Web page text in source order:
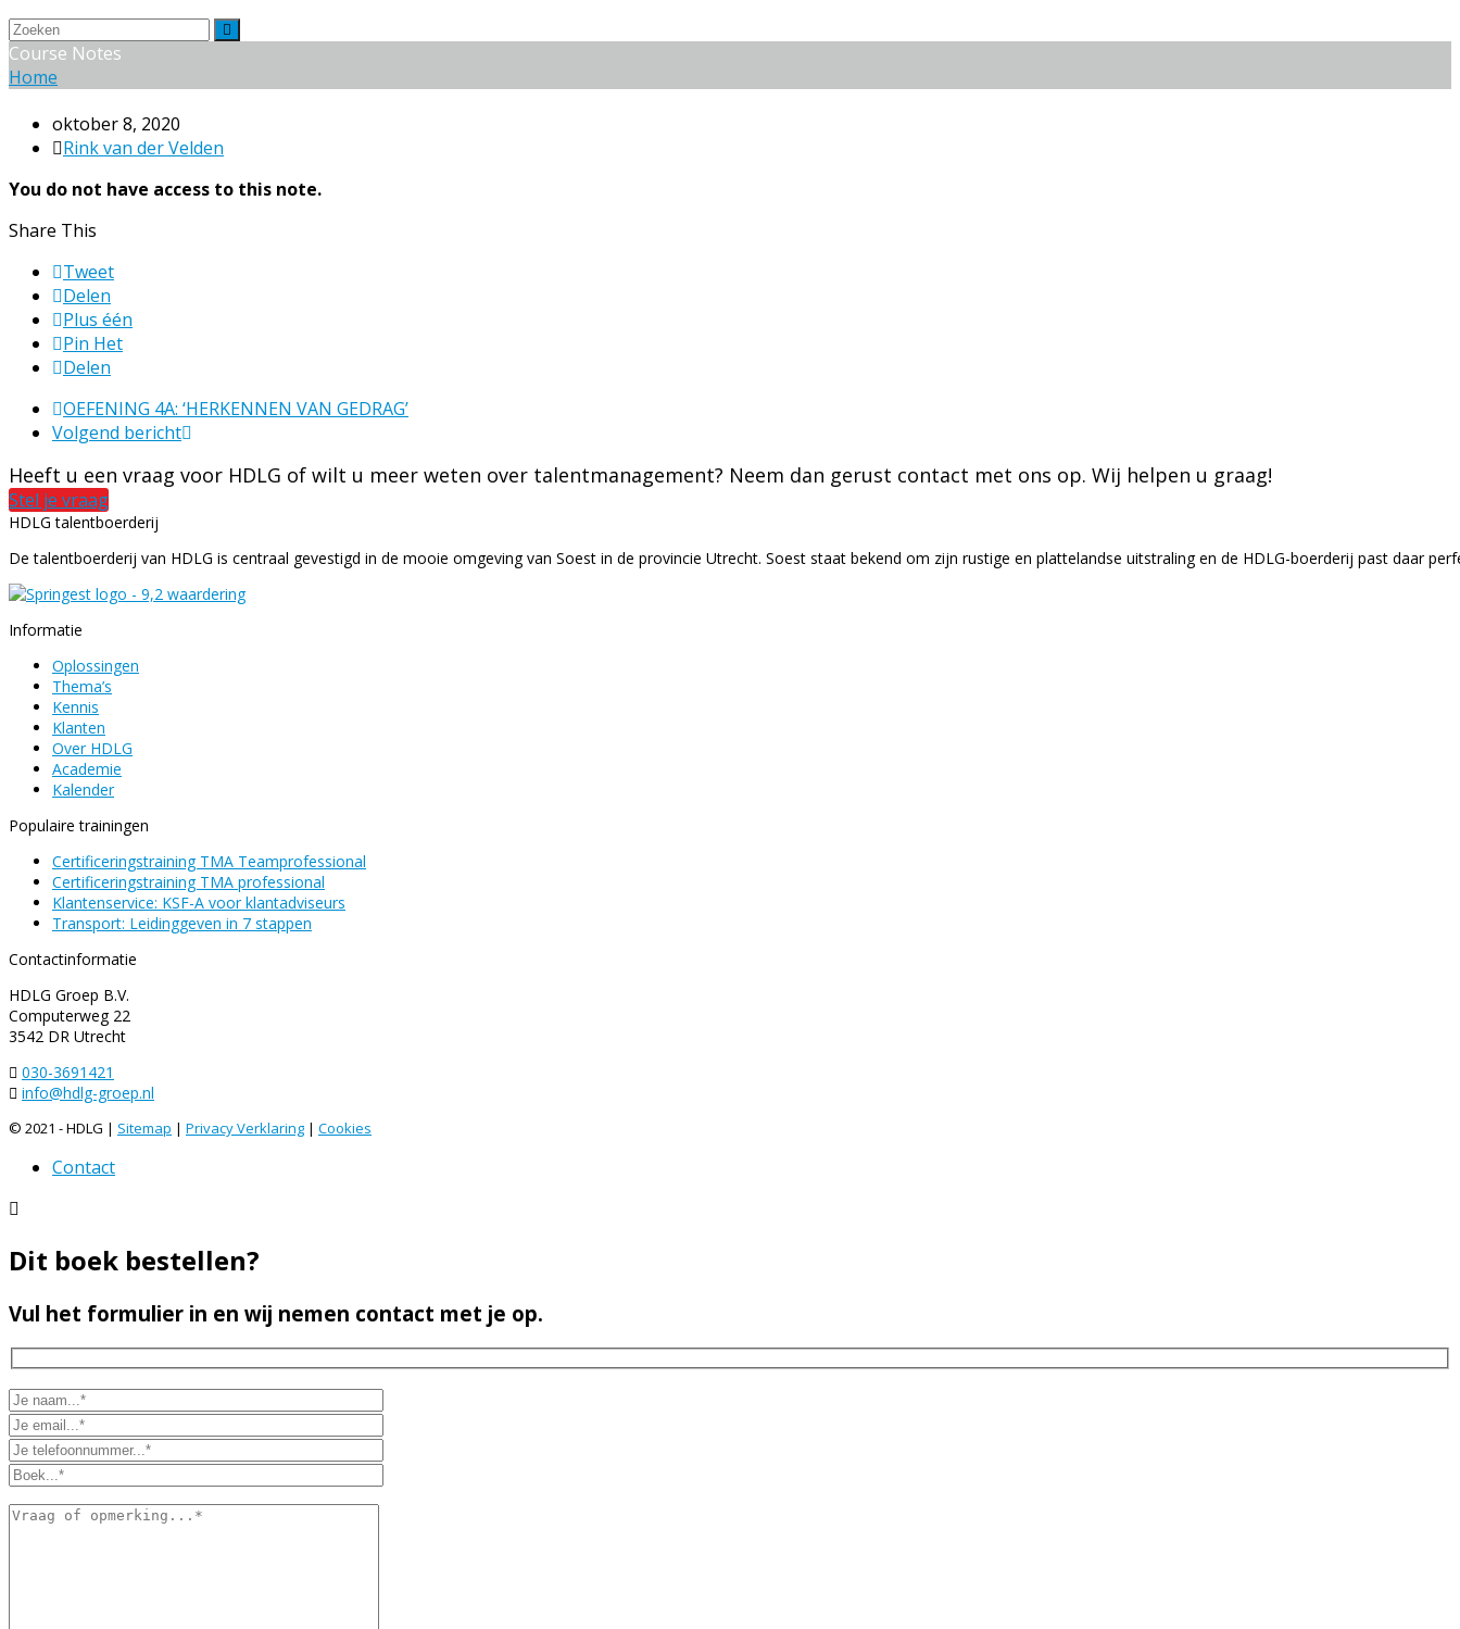
Zoeken
Course Notes
Home
oktober 8, 2020
Rink van der Velden
You do not have access to this note.
Share This
Tweet
Delen
Plus één
Pin Het
Delen
previous
post:
OEFENING 4A: ‘HERKENNEN VAN GEDRAG’
next
Volgend bericht
Heeft u een vraag voor HDLG of wilt u meer weten over talentmanagement? Neem dan gerust contact met ons op. Wij helpen u graag!
Stel je vraag
HDLG talentboerderij
De talentboerderij van HDLG is centraal gevestigd in de mooie omgeving van Soest in de provincie Utrecht. Soest staat bekend om zijn rustige en plattelandse uitstraling en de HDLG-boerderij past daar
Informatie
Oplossingen
Thema’s
Kennis
Klanten
Over HDLG
Academie
Kalender
Populaire trainingen
Certificeringstraining TMA Teamprofessional
Certificeringstraining TMA professional
Klantenservice: KSF-A voor klantadviseurs
Transport: Leidinggeven in 7 stappen
Contactinformatie
HDLG Groep B.V.
Computerweg 22
3542 DR Utrecht
030-3691421
info@hdlg-groep.nl
© 2021 - HDLG | Sitemap | Privacy Verklaring | Cookies
Contact
Dit boek bestellen?
Vul het formulier in en wij nemen contact met je op.